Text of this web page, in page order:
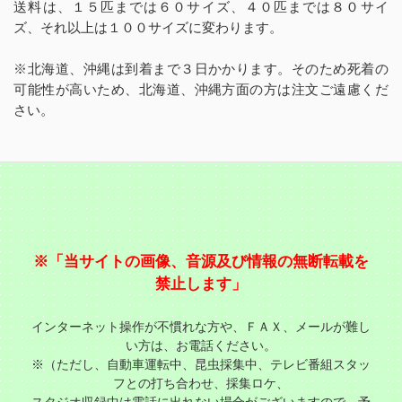
送料は、１５匹までは６０サイズ、４０匹までは８０サイ
ズ、それ以上は１００サイズに変わります。
※北海道、沖縄は到着まで３日かかります。そのため死着の
可能性が高いため、北海道、沖縄方面の方は注文ご遠慮くだ
さい。
※「当サイトの画像、音源及び情報の無断転載を
禁止します」
インターネット操作が不慣れな方や、ＦＡＸ、メールが難し
い方は、お電話ください。
※（ただし、自動車運転中、昆虫採集中、テレビ番組スタッ
フとの打ち合わせ、採集ロケ、